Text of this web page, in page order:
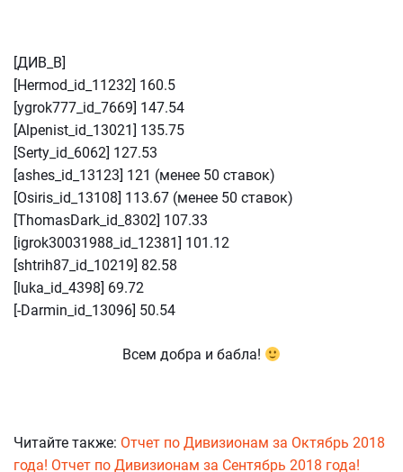
[ДИВ_B]
[Hermod_id_11232] 160.5
[ygrok777_id_7669] 147.54
[Alpenist_id_13021] 135.75
[Serty_id_6062] 127.53
[ashes_id_13123] 121 (менее 50 ставок)
[Osiris_id_13108] 113.67 (менее 50 ставок)
[ThomasDark_id_8302] 107.33
[igrok30031988_id_12381] 101.12
[shtrih87_id_10219] 82.58
[luka_id_4398] 69.72
[-Darmin_id_13096] 50.54
Всем добра и бабла!
Читайте также: Отчет по Дивизионам за Октябрь 2018
года! Отчет по Дивизионам за Сентябрь 2018 года!